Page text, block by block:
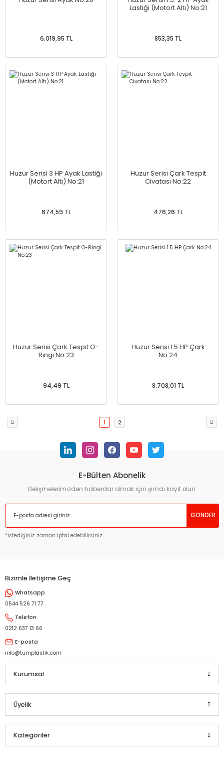
6.019,95 TL
Lastiği (Motort Altı) No:21
853,35 TL
Huzur Serisi 3 HP Ayak Lastiği
(Motort Altı) No:21
674,59 TL
Huzur Serisi Çark Tespit
Civatası No:22
476,26 TL
Huzur Serisi Çark Tespit O-
Ringi No:23
94,49 TL
Huzur Serisi 1.5 HP Çark
No:24
8.708,01 TL
1 2
E-Bülten Abonelik
Gelişmelerimizden haberdar olmak için şimdi kayıt olun.
GÖNDER
*istediğiniz zaman iptal edebilirsiniz.
Bizimle İletişime Geç
Whatsapp
0544 526 71 77
Telefon
0212 637 13 66
E-posta
info@tumplastik.com
Kurumsal
Üyelik
Kategoriler